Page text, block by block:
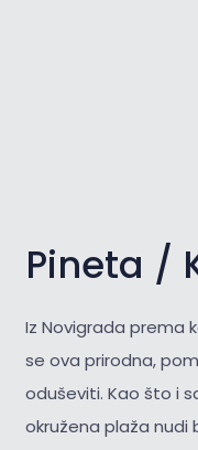
Pineta /
Iz Novigrada prema
se ova prirodna,
oduševiti. Kao što i
okružena plaža